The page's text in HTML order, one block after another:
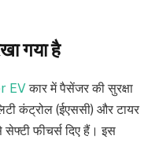
गया है
EVकार में पैसेंजर की सुरक्षा
कंट्रोल (ईएससी) और टायर
सेफ्टी फीचर्स दिए हैं। इस